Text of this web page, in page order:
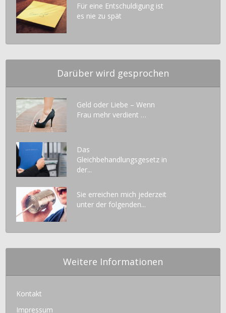
Für eine Entschuldigung ist
es nie zu spät
Darüber wird gesprochen
Geld oder Liebe – Wenn
Frau mehr verdient …
Das
Gleichbehandlungsgesetz in
der...
Sie erreichen mich jederzeit
unter der folgenden...
Weitere Informationen
Kontakt
Impressum